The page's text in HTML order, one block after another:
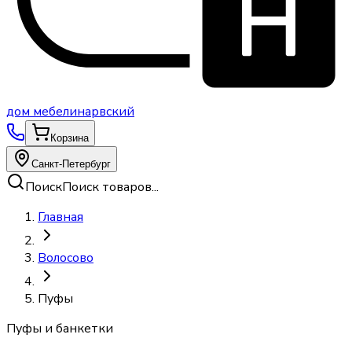
дом мебелинарвский
Корзина
Санкт-Петербург
ПоискПоиск товаров...
Главная
Волосово
Пуфы
Пуфы и банкетки